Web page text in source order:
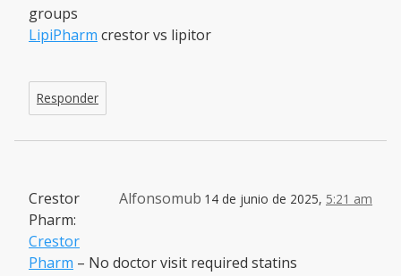
groups
LipiPharm crestor vs lipitor
Responder
Alfonsomub 14 de junio de 2025, 5:21 am
Crestor
Pharm:
Crestor
Pharm – No doctor visit required statins